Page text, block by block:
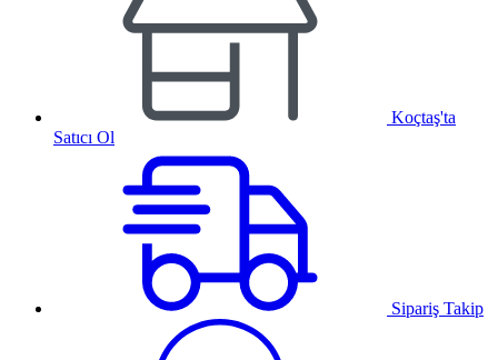
Koçtaş'ta
Satıcı Ol
Sipariş Takip